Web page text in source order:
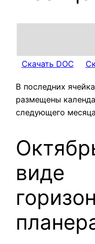
Скачать DOC
В последних
размещены
следующего
виде